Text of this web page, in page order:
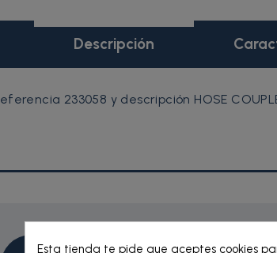
Descripción
233058 y descripción HOSE
Esta tienda te pide que aceptes cookies